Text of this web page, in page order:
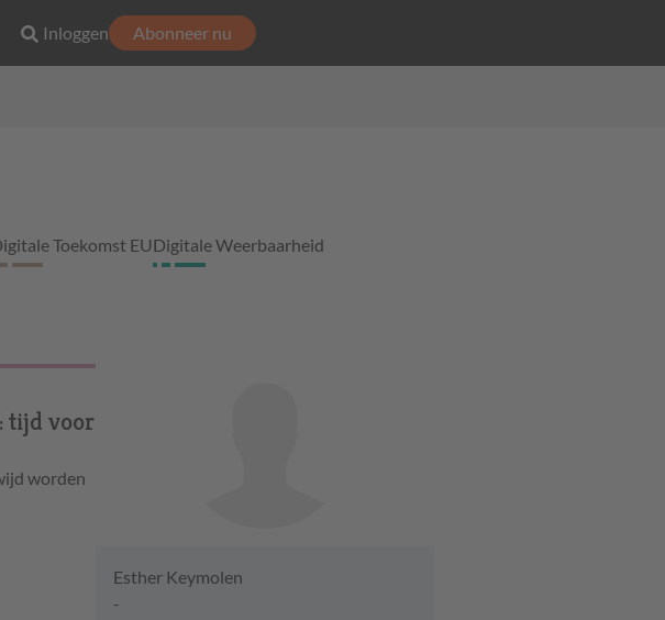
Inloggen Abonneer nu
Toekomst EUDigitale Weerbaarheid
tijd voor
worden
Esther Keymolen
-